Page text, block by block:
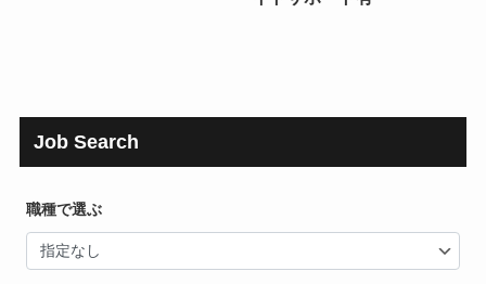
Job Search
職種で選ぶ